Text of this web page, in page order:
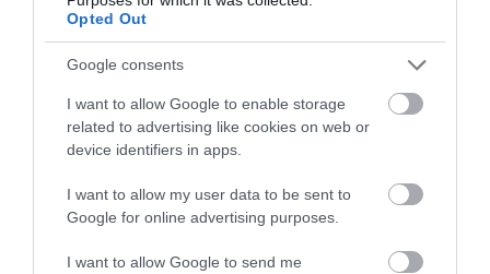
Opted Out
Google consents
I want to allow Google to enable storage
related to advertising like cookies on web or
device identifiers in apps.
I want to allow my user data to be sent to
Google for online advertising purposes.
I want to allow Google to send me